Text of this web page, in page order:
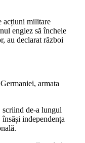
acțiuni militare
englez să încheie
au declarat război
armata
de-a lungul
independența